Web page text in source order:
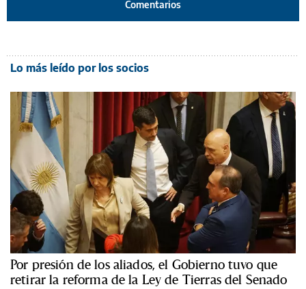
Comentarios
Lo más leído por los socios
Por presión de los aliados, el Gobierno tuvo que
retirar la reforma de la Ley de Tierras del Senado